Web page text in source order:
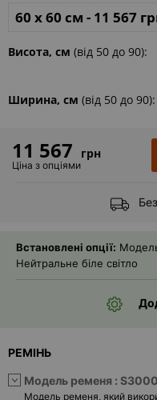
60 x 60 см - 11 567
Висота, см (від 50 до 90):
Ширина, см (від 50 до 90):
11 567 грн
Ціна з опціями
Встановлені опції:
Нейтральне біле світло
РЕМІНЬ
Модель ременя :
Модель ременя, який